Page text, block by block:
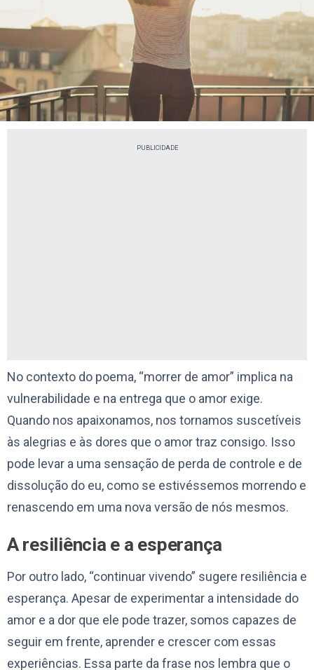
PUBLICIDADE
No contexto do poema, “morrer de amor” implica na
vulnerabilidade e na entrega que o amor exige.
Quando nos apaixonamos, nos tornamos suscetíveis
às alegrias e às dores que o amor traz consigo. Isso
pode levar a uma sensação de perda de controle e de
dissolução do eu, como se estivéssemos morrendo e
renascendo em uma nova versão de nós mesmos.
A resiliência e a esperança
Por outro lado, “continuar vivendo” sugere resiliência e
esperança. Apesar de experimentar a intensidade do
amor e a dor que ele pode trazer, somos capazes de
seguir em frente, aprender e crescer com essas
experiências. Essa parte da frase nos lembra que o